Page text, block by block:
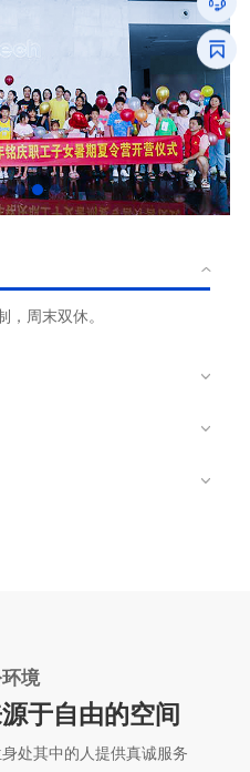
，周末双休。
境
于自由的空间
处其中的人提供真诚服务